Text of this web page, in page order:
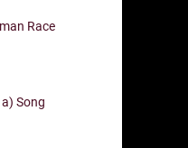
Race
Song